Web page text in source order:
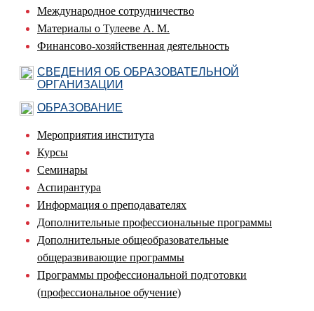
Международное сотрудничество
Материалы о Тулееве А. М.
Финансово-хозяйственная деятельность
СВЕДЕНИЯ ОБ ОБРАЗОВАТЕЛЬНОЙ
ОРГАНИЗАЦИИ
ОБРАЗОВАНИЕ
Мероприятия института
Курсы
Семинары
Аспирантура
Информация о преподавателях
Дополнительные профессиональные программы
Дополнительные общеобразовательные
общеразвивающие программы
Программы профессиональной подготовки
(профессиональное обучение)